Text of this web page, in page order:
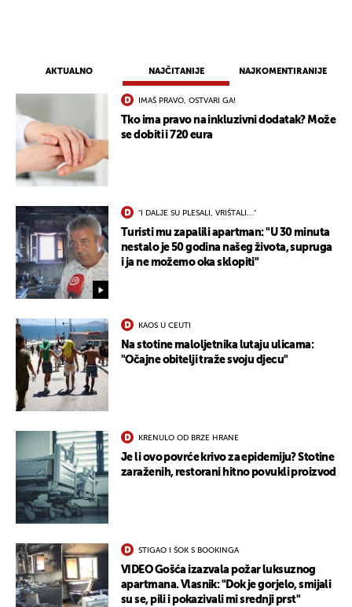
AKTUALNO NAJČITANIJE NAJKOMENTIRANIJE
IMAŠ PRAVO, OSTVARI GA!
Tko ima pravo na inkluzivni dodatak? Može
se dobiti i 720 eura
"I DALJE SU PLESALI, VRIŠTALI..."
Turisti mu zapalili apartman: "U 30 minuta
nestalo je 50 godina našeg života, supruga
i ja ne možemo oka sklopiti"
KAOS U CEUTI
Na stotine maloljetnika lutaju ulicama:
"Očajne obitelji traže svoju djecu"
KRENULO OD BRZE HRANE
Je li ovo povrće krivo za epidemiju? Stotine
zaraženih, restorani hitno povukli proizvod
STIGAO I ŠOK S BOOKINGA
VIDEO Gošća izazvala požar luksuznog
apartmana. Vlasnik: "Dok je gorjelo, smijali
su se, pili i pokazivali mi srednji prst"
UKLJUČITE NOTIFIKACIJE